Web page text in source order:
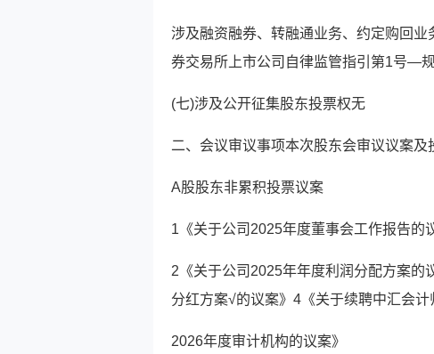
涉及融资融券、转融通业务、约定购回
券交易所上市公司自律监管指引第1号—
(七)涉及公开征集股东投票权无
二、会议审议事项本次股东会审议议案
A股股东非累积投票议案
1《关于公司2025年度董事会工作报告的
2《关于公司2025年年度利润分配方案的
分红方案√的议案》4《关于续聘中汇会
2026年度审计机构的议案》